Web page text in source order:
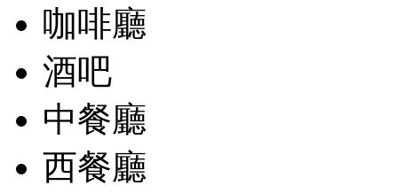
咖啡廳
酒吧
中餐廳
西餐廳